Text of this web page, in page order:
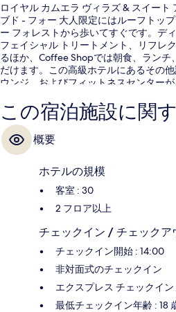
ロイヤル カムエラ ヴィラズ & スイート
ブド - フォー 大人限定にはルーフトッ
ー フォレストから歩いてすぐです。デ
フェイシャル トリートメント、リフレ
るほか、Coffee Shopでは朝食、ランチ
だけます。この高級ホテルにあるその
ウンジ、およびフィットネスセンター
この宿泊施設に関
概要
ホテルの規模
客室 : 30
2 フロア以上
チェックイン / チェックア
チェックイン開始 : 14:00
非対面式のチェックイン
エクスプレス チェックイ
最低チェックイン年齢 : 18